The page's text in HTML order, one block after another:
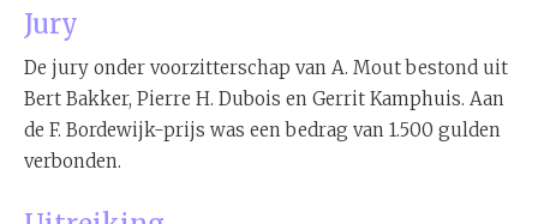
Jury
De jury onder voorzitterschap van A. Mout bestond uit
Bert Bakker, Pierre H. Dubois en Gerrit Kamphuis. Aan
de F. Bordewijk-prijs was een bedrag van 1.500 gulden
verbonden.